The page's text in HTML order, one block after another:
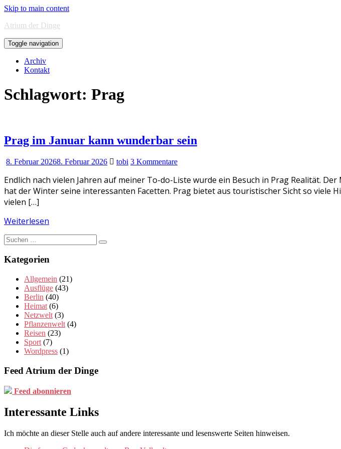
Skip to main content
Atrium der Dinge
Toggle navigation
Archiv
Kontakt
Schlagwort: Prag
Prag im Januar kann wunderbar sein
8. Februar 20268. Februar 2026 tobi 3 Kommentare
Endlich nach vielen Jahren auf meiner To-do-Liste wurde ein Besuch in Prag Realität.
hat der Winter seine interessanten Facetten. Prag bietet aus touristischer Sicht so
vielen […]
Weiterlesen
Suchen
nach:
Kategorien
Allgemein (21)
Ausflüge (43)
Berlin (40)
Heimat (6)
Netzwelt (3)
Pflanzenwelt (4)
Reisen (23)
Sport (7)
Wordpress (1)
Feed Atrium der Dinge
Feed abonnieren
Interessante Links
Ich möchte an dieser Stelle auch auf andere interessante und lesenswerte Seiten hinweisen.